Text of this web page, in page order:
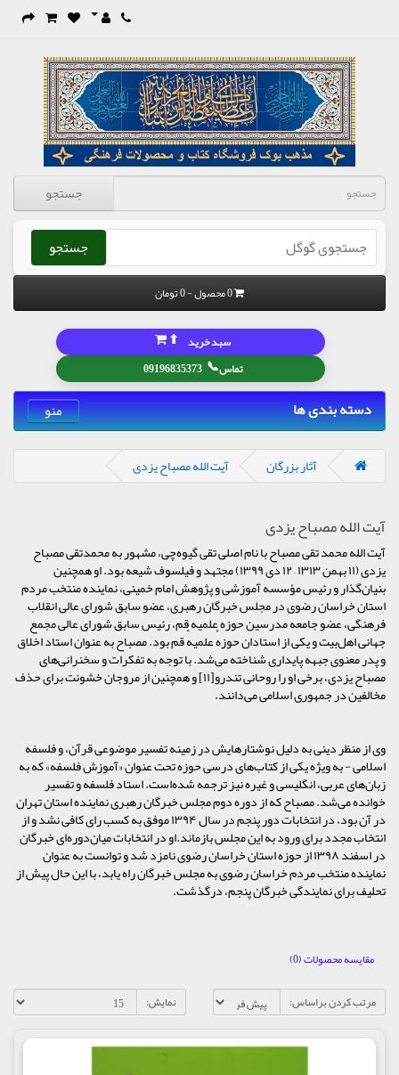
جستجو
جستجو
0 محصول - 0 تومان
تماس📞
09196835373
سبد خرید ⬆
دسته بندی ها منو
آثار بزرگان آیت الله مصباح یزدی
آیت الله مصباح یزدی
آیت الله محمد تقی مصباح با نام اصلی تقی گیوه‌چی، مشهور به محمدتقی مصباح
یزدی (۱۱ بهمن ۱۳۱۳ – ۱۲ دی ۱۳۹۹) مجتهد و فیلسوف شیعه بود. او همچنین
بنیان‌گذار و رئیس مؤسسه آموزشی و پژوهش امام خمینی، نماینده منتخب مردم
استان خراسان رضوی در مجلس خبرگان رهبری، عضو سابق شورای عالی انقلاب
فرهنگی، عضو جامعه مدرسین حوزه علمیه قم، رئیس سابق شورای عالی مجمع
جهانی اهل‌بیت و یکی از استادان حوزهٔ علمیهٔ قم بود. مصباح به عنوان استاد اخلاق
و پدر معنوی جبهه پایداری شناخته می‌شد. با توجه به تفکرات و سخنرانی‌های
مصباح یزدی، برخی او را روحانی تندرو[۱۱] و همچنین از مروجان خشونت برای حذف
مخالفین در جمهوری اسلامی می‌دانند.
وی از منظر دینی به دلیل نوشتارهایش در زمینه تفسیر موضوعی قرآن، و فلسفه
اسلامی - به ویژه یکی از کتاب‌های درسی حوزه تحت عنوان «آموزش فلسفه» که به
زبان‌های عربی، انگلیسی و غیره نیز ترجمه شده‌است. استاد فلسفه و تفسیر
خوانده می‌شد. مصباح که از دوره دوم مجلس خبرگان رهبری نماینده استان تهران
در آن بود، در انتخابات دور پنجم در سال ۱۳۹۴ موفق به کسب رای کافی نشد و از
انتخاب مجدد برای ورود به این مجلس بازماند.او در انتخابات میان‌دوره‌ای خبرگان
در اسفند ۱۳۹۸ از حوزه استان خراسان رضوی نامزد شد و توانست به عنوان
نماینده منتخب مردم خراسان رضوی به مجلس خبرگان راه یابد، با این حال پیش از
تحلیف برای نمایندگی خبرگان پنجم، درگذشت.
مقایسه محصولات (0)
مرتب کردن براساس:
نمایش: